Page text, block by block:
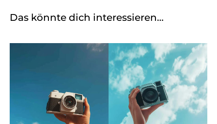
Das könnte dich interessieren…